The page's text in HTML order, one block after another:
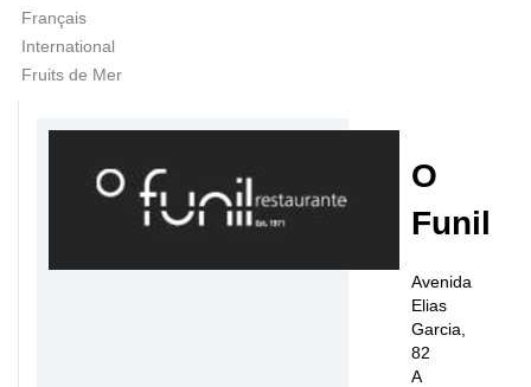
Français
International
Fruits de Mer
O
Funil
Avenida
Elias
Garcia,
82
A